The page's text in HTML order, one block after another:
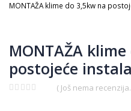
MONTAŽA klime do 3,5kw na
MONTAŽA
postojeće
( Još nema